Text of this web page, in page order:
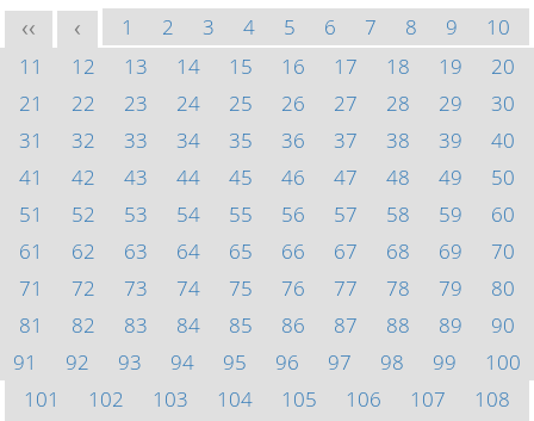
<< < 1 2 3 4 5 6 7 8 9
10
11
12 13 14 15 16 17 18 19
20
21
22 23 24 25 26 27 28 29
30
31
32 33 34 35 36 37 38 39
40
41
42 43 44 45 46 47 48 49
50
51
52 53 54 55 56 57 58 59
60
61
62 63 64 65 66 67 68 69
70
71
72 73 74 75 76 77 78 79
80
81
82 83 84 85 86 87 88 89
90
91
92 93 94 95 96 97 98 99
100
101
102 103 104 105 106 107
108